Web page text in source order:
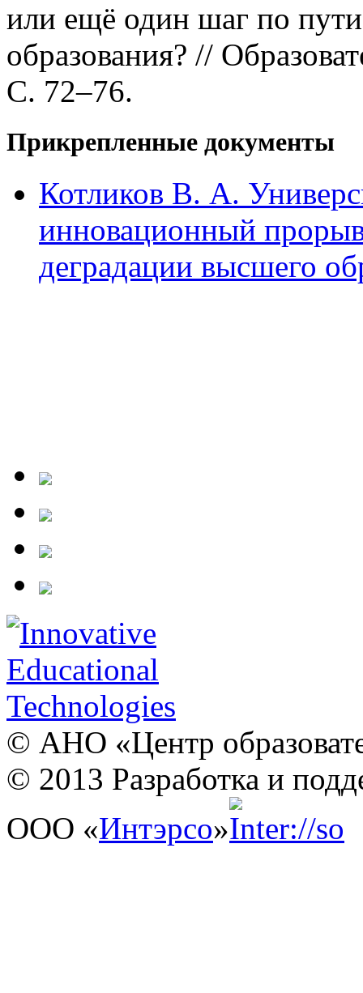
или ещё один шаг по
образования? //
С. 72–76.
Прикрепленные документы
Котликов В. А.
инновационный
деградации высшего
© АНО «Центр
© 2013 Разработка и
ООО «Интэрсо»